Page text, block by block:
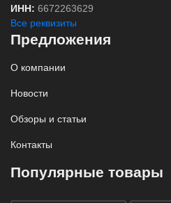
ИНН: 6672263629
Все реквизиты
Предложения
О компании
Новости
Обзоры и статьи
Контакты
Популярные товары